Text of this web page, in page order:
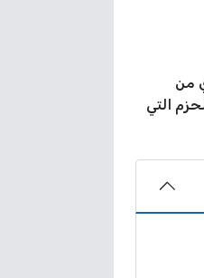
من
التي